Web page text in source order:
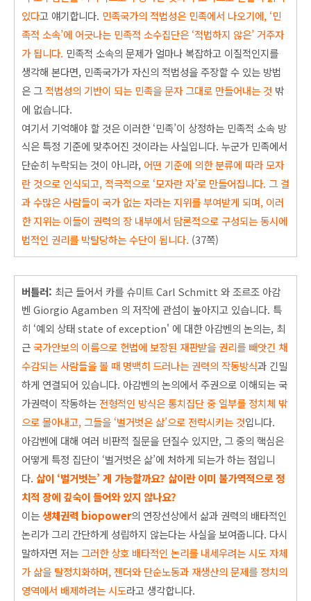
있다고 얘기합니다. 민족국가의 적법성은 민족에서 나오기에, ‘민
족적 소속’에 어긋나는 민족적 소수집단은 ‘적법하지 않은’ 거주자
가 됩니다. 민족적 소속의 문제가 얼마나 복잡하고 이질적인지를
생각해 본다면, 민족국가가 자신의 적법성을 주장할 수 있는 방법
은 그적법성의 기반이 되는 민족을 문자 그대로 만들어내는 것 밖
에 없습니다.
여기서 기억해야 할 것은 이러한 ‘민족’이 상정하는 민족적 소속 방
식은 특정 기준에 맞추어진 것이라는 사실입니다. 누군가 민족에서
단순히 누락되는 것이 아니라, 어떤 기준에 의한 분류에 따라모자
란 것으로 인식되고, 적극적으로 ‘모자란 자’로 만들어집니다. 그 결
과 수많은 사람들이 국가 없는 자라는 지위를 부여받게 되며, 이러
한 지위는 이들이 권력의 장 내부에서 담론적으로 구성되는 동시에
법적인 권리를 박탈당하는 수단이 됩니다. (37쪽)
버틀러: 최근 들어서 카를 슈미트 Carl Schmitt 와 조르조 아감
벤 Giorgio Agamben 의 저작에 관섬이 높아지고 있습니다. 특
히 ‘예외 상태 state of exception' 에 대한 아감벤의 논의는, 최
근국가안보의 이름으로 헌법에 보장된 재판받을 권리를 빼앗긴 채
수감되는 사람들을 볼 때 명백히 드러나는 권력의 작동방식과 긴밀
하게 연결되어 있습니다. 아감벤의 논의에서 주권으로 이해되는 국
가권력이 작동하는 전형적인 방식은 통치집단 중 일부를 정치체 밖
으로 몰아내고, 그들을 ‘벌거벗은 삶’으로 전락시키는 것입니다.
아감벤에 대해 여러 비판적 질문을 던질수 있지만, 그 중의 핵심은
어떻게 특정 집단이 ‘벌거벗은 삶’에 처하게 되는가 하는 점입니
다. 삶이 ‘벌거벗는’ 게 가능할까요? 삶이란 이미 불가역적으로 정
치적 장에 깊숙이 들어와 있지 않나요?
이는생체권력 biopower의 연장선상에서 삶과 권력의 배타적인
논리가 그리 간단하게 성립하지 않는다는 사실을 보여줍니다. 다시
말하자면 저는 그러한 상호 배타적인 논리를 내세우려는 시도 자체
가 삶을 탈정치화하며, 젠더와 단순노동과 재생산의 문제를 정치의
영역에서 배제하려는 시도라고 생각합니다.